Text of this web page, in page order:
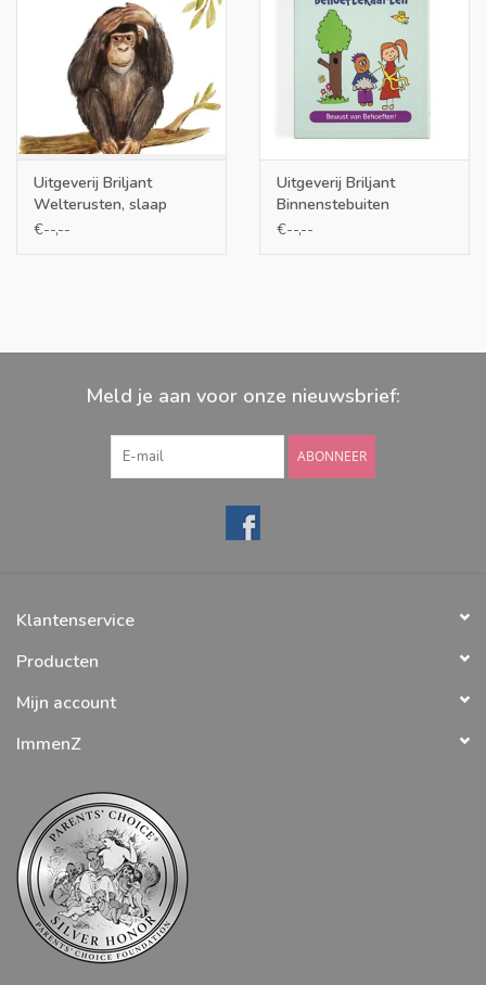
Uitgeverij Briljant
Welterusten, slaap
lekker! slaapkaartjes
€--,--
Uitgeverij Briljant
Binnenstebuiten
behoeftekaarten
€--,--
Meld je aan voor onze nieuwsbrief:
ABONNEER
Klantenservice
Producten
Mijn account
ImmenZ